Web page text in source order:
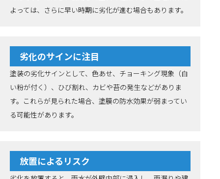
よっては、さらに早い時期に劣化が進む場合もあります。
劣化のサインに注目
塗装の劣化サインとして、色あせ、チョーキング現象（白
い粉が付く）、ひび割れ、カビや苔の発生などがありま
す。これらが見られた場合、塗膜の防水効果が弱まってい
る可能性があります。
放置によるリスク